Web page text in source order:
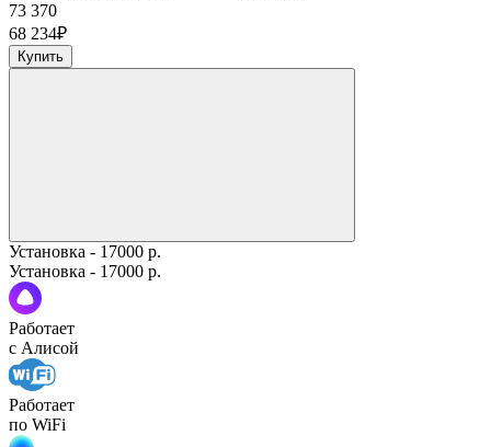
73 370
68 234₽
Купить
Установка - 17000 р.
Установка - 17000 р.
Работает
с Алисой
Работает
по WiFi